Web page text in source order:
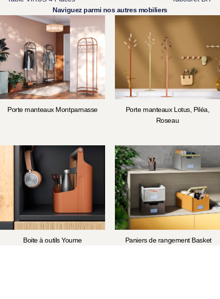
Naviguez parmi nos autres mobiliers
Porte manteaux Montparnasse
Porte manteaux Lotus, Piléa,
Roseau
Boite à outils Youme Paniers de rangement Basket